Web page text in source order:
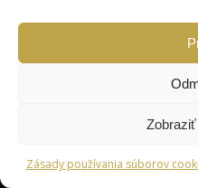
Zásady používania súborov